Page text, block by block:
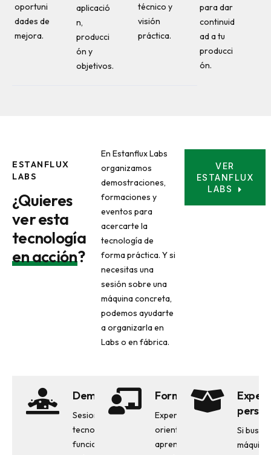
oportuni
dades de
mejora.
aplicació
n,
producci
ón y
objetivos.
técnico y
visión
práctica.
para dar
continuid
ad a tu
producci
ón.
ESTANFLUX
LABS
¿Quieres
ver esta
tecnología
en acción?
En Estanflux Labs
organizamos
demostraciones,
formaciones y
eventos para
acercarte la
tecnología de
forma práctica. Y si
necesitas una
sesión sobre una
máquina concreta,
podemos ayudarte
a organizarla en
Labs o en fábrica.
VER
ESTANFLUX
LABS
Demostraciones
Sesiones para ver la
tecnología en
funcionamiento y
Formación
Experiencias
orientadas a
aprender,
Si